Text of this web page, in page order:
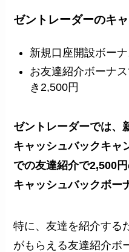
ゼントレーダーのキ
新規口座開設ボー
お友達紹介ボーナ
き2,500円
ゼントレーダーでは、
キャッシュバックキャ
での友達紹介で2,500
キャッシュバックボー
特に、友達を紹介する
がもらえる友達紹介ボ